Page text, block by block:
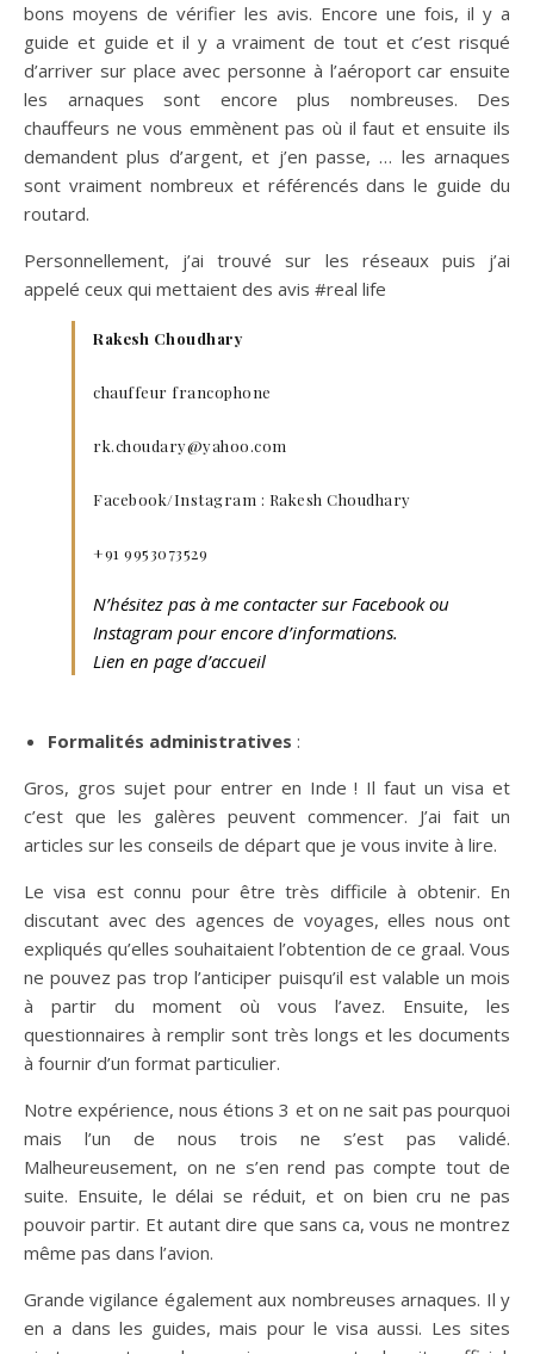
bons moyens de vérifier les avis. Encore une fois, il y a
guide et guide et il y a vraiment de tout et c’est risqué
d’arriver sur place avec personne à l’aéroport car ensuite
les arnaques sont encore plus nombreuses. Des
chauffeurs ne vous emmènent pas où il faut et ensuite ils
demandent plus d’argent, et j’en passe, … les arnaques
sont vraiment nombreux et référencés dans le guide du
routard.
Personnellement, j’ai trouvé sur les réseaux puis j’ai
appelé ceux qui mettaient des avis #real life
Rakesh Choudhary
chauffeur francophone
rk.choudary@yahoo.com
Facebook/Instagram : Rakesh Choudhary
+91 9953073529
N’hésitez pas à me contacter sur Facebook ou
Instagram pour encore d’informations.
Lien en page d’accueil
Formalités administratives :
Gros, gros sujet pour entrer en Inde ! Il faut un visa et
c’est que les galères peuvent commencer. J’ai fait un
articles sur les conseils de départ que je vous invite à lire.
Le visa est connu pour être très difficile à obtenir. En
discutant avec des agences de voyages, elles nous ont
expliqués qu’elles souhaitaient l’obtention de ce graal. Vous
ne pouvez pas trop l’anticiper puisqu’il est valable un mois
à partir du moment où vous l’avez. Ensuite, les
questionnaires à remplir sont très longs et les documents
à fournir d’un format particulier.
Notre expérience, nous étions 3 et on ne sait pas pourquoi
mais l’un de nous trois ne s’est pas validé.
Malheureusement, on ne s’en rend pas compte tout de
suite. Ensuite, le délai se réduit, et on bien cru ne pas
pouvoir partir. Et autant dire que sans ca, vous ne montrez
même pas dans l’avion.
Grande vigilance également aux nombreuses arnaques. Il y
en a dans les guides, mais pour le visa aussi. Les sites